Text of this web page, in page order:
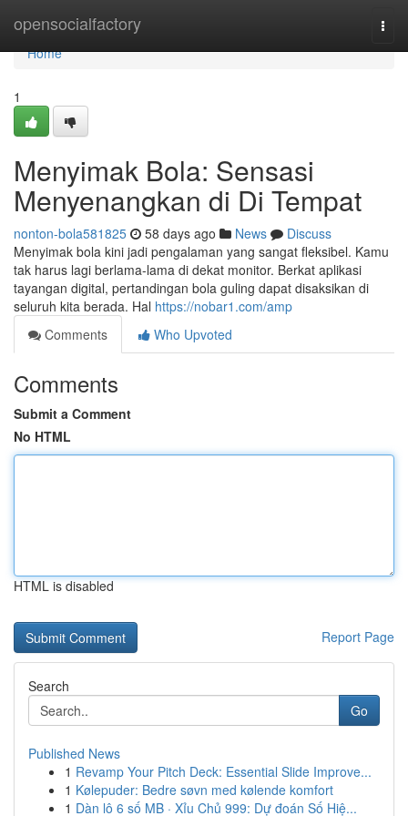
opensocialfactory
Home
Home
1
Menyimak Bola: Sensasi
Menyenangkan di Di Tempat
nonton-bola581825 58 days ago News
Discuss
Menyimak bola kini jadi pengalaman yang sangat fleksibel. Kamu
tak harus lagi berlama-lama di dekat monitor. Berkat aplikasi
tayangan digital, pertandingan bola guling dapat disaksikan di
seluruh kita berada. Hal https://nobar1.com/amp
Comments
Who Upvoted
Comments
Submit a Comment
No HTML
HTML is disabled
Report Page
Search
Go
Published News
1 Revamp Your Pitch Deck: Essential Slide Improve...
1 Kølepuder: Bedre søvn med kølende komfort
1 Dàn lô 6 số MB · Xỉu Chủ 999: Dự đoán Số Hiệ...